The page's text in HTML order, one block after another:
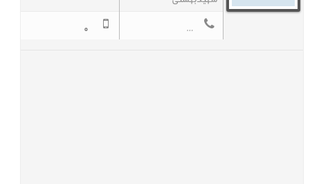
02122431944
0